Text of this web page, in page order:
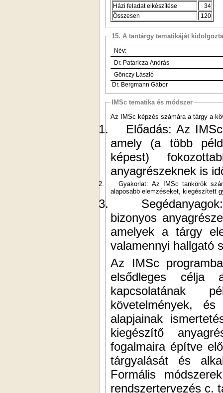
Házi feladat elkészítése
34
Összesen
120
15. A tantárgy tematikáját kidolgozta
Név:
Dr. Pataricza András
Gönczy László
Dr. Bergmann Gábor
IMSc tematika és módszer
Az IMSc képzés számára a tárgy a
1.
Előadás: Az
amely (a több
képest)
anyagrészeknek is
2.
Gyakorlat: Az IMSc tankörök
alaposabb elemzéseket, kiegészített
3.
bizonyos
amelyek a tárgy
valamennyi hallgató
Az IMSc
elsődleges célja
kapcsolatának
követelmények,
alapjainak
kiegészítő
fogalmaira építve
tárgyalását és
Formális
rendszertervezés c.